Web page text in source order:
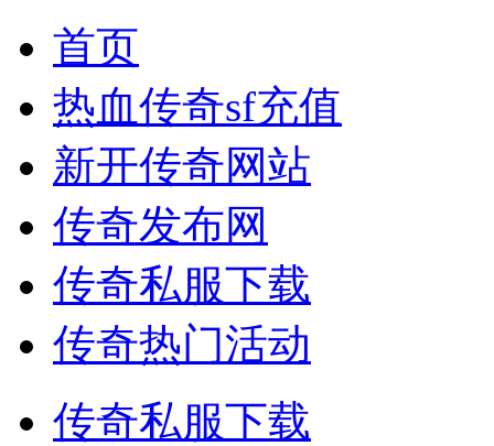
首页
热血传奇sf充值
新开传奇网站
传奇发布网
传奇私服下载
传奇热门活动
传奇私服下载